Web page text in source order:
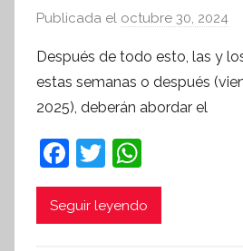
Publicada el octubre 30, 2024
r
S
Después de todo esto, las y
estas semanas o después
2025), deberán abordar el
F
a
c
T
w
itt
h
at
Seguir leyendo